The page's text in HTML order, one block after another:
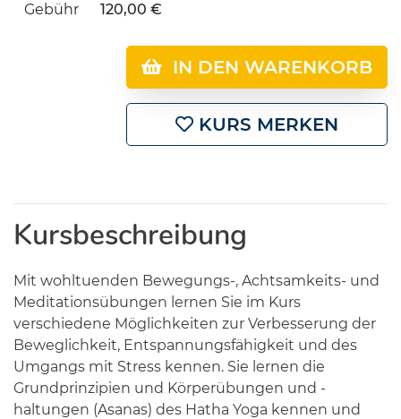
Gebühr 120,00 €
IN DEN WARENKORB
KURS MERKEN
Kursbeschreibung
Mit wohltuenden Bewegungs-, Achtsamkeits- und
Meditationsübungen lernen Sie im Kurs
verschiedene Möglichkeiten zur Verbesserung der
Beweglichkeit, Entspannungsfähigkeit und des
Umgangs mit Stress kennen. Sie lernen die
Grundprinzipien und Körperübungen und -
haltungen (Asanas) des Hatha Yoga kennen und